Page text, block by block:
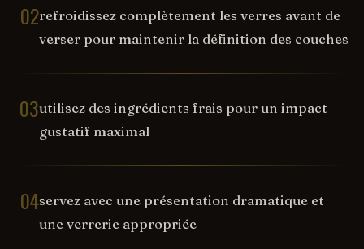
02refroidissez complètement les verres avant de
verser pour maintenir la définition des couches
03utilisez des ingrédients frais pour un impact
gustatif maximal
04servez avec une présentation dramatique et
une verrerie appropriée